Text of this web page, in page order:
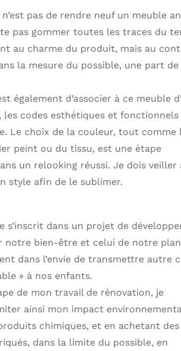
pas de rendre neuf un meuble
pas gommer toutes les traces du
au charme du produit, mais au
la mesure du possible, une part
également d’associer à ce meuble
les codes esthétiques et fonctionnels
Le choix de la couleur, tout comme
peint ou du tissu, est une étape
un relooking réussi. Je dois veiller
style afin de le sublimer.
s’inscrit dans un projet de
notre bien-être et celui de notre
dans l’envie de transmettre autre
» à nos enfants.
de mon travail de rénovation, je
ainsi mon impact
chimiques, et en achetant des
dans la limite du possible, en